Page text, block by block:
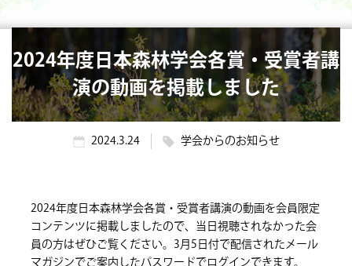
2024年度日本森林学会各賞・受賞者講
演の動画を掲載しました
2024.3.24 学会からのお知らせ
2024年度日本森林学会各賞・受賞者講演の動画を会員限定
コンテンツに掲載しましたので、当日視聴されなかった会
員の方はぜひご覧ください。3月5日付で配信されたメール
マガジンでご案内したパスワードでログインできます。